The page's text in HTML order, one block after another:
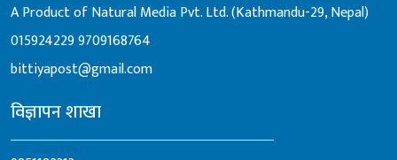
A Product of Natural Media Pvt. Ltd. (Kathmandu-29, Nepal)
0159242299709168764
bittiyapost@gmail.com
विज्ञापन शाखा